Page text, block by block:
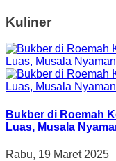
Kuliner
Bukber di Roemah
Luas, Musala
Rabu, 19 Maret 2025